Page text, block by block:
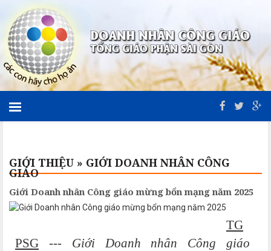
GIỚI THIỆU » GIỚI DOANH NHÂN CÔNG
GIÁO
Giới Doanh nhân Công giáo mừng bổn mạng năm 2025
TG
PSG --- Giới Doanh nhân Công giáo